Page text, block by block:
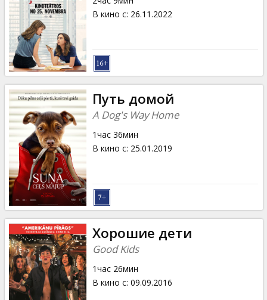
В кино с: 26.11.2022
Путь домой
A Dog's Way Home
1час 36мин
В кино с: 25.01.2019
Хорошие дети
Good Kids
1час 26мин
В кино с: 09.09.2016